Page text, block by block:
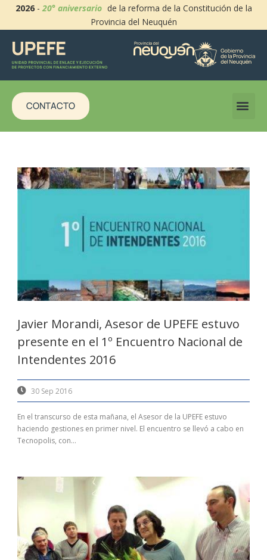
2026-20° aniversario de la reforma de la Constitución de la
Provincia del Neuquén
CONTACTO
Javier Morandi, Asesor de UPEFE estuvo
presente en el 1º Encuentro Nacional de
Intendentes 2016
30 Sep 2016
En el transcurso de esta mañana, el Asesor de la UPEFE estuvo
haciendo gestiones en primer nivel. El encuentro se llevó a cabo en
Tecnopolis, con...